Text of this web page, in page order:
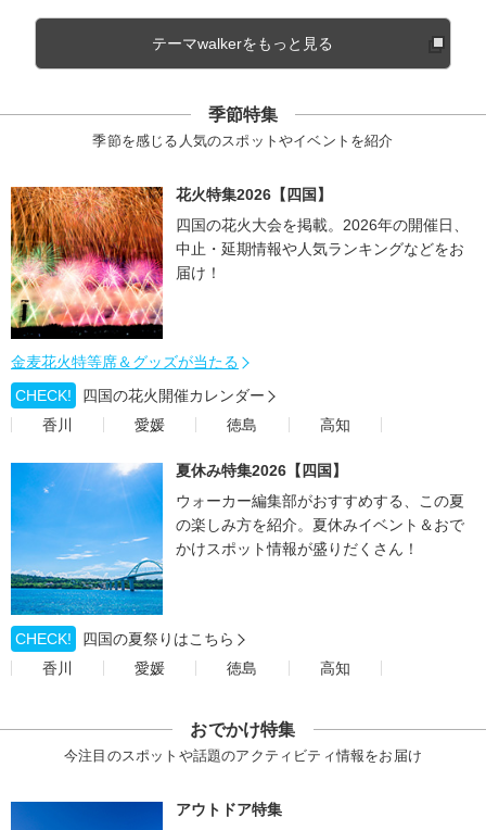
テーマwalkerをもっと見る
季節特集
季節を感じる人気のスポットやイベントを紹介
花火特集2026【四国】
四国の花火大会を掲載。2026年の開催日、
中止・延期情報や人気ランキングなどをお
届け！
金麦花火特等席＆グッズが当たる
CHECK!
四国の花火開催カレンダー
香川
愛媛 徳島 高知
夏休み特集2026【四国】
ウォーカー編集部がおすすめする、この夏
の楽しみ方を紹介。夏休みイベント＆おで
かけスポット情報が盛りだくさん！
CHECK!
四国の夏祭りはこちら
香川
愛媛 徳島 高知
おでかけ特集
今注目のスポットや話題のアクティビティ情報をお届け
アウトドア特集